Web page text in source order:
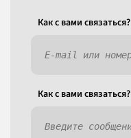
Как c вами связаться?
Как c вами связаться?